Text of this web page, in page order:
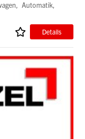
Automatik
Details